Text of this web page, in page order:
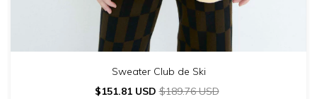
Sweater Club de Ski
$151.81 USD$189.76 USD